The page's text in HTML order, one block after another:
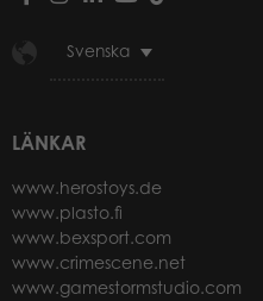
Svenska
LÄNKAR
www.herostoys.de
www.plasto.fi
www.bexsport.com
www.crimescene.net
www.gamestormstudio.com